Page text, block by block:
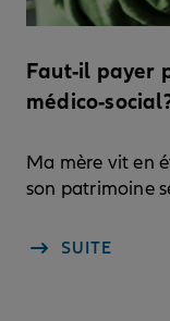
Faut-il payer
médico-
Ma mère vit en
son patrimoine
SUITE